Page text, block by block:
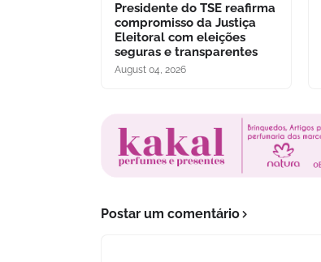
Presidente do TSE reafirma
compromisso da Justiça
Eleitoral com eleições
seguras e transparentes
August 04, 2026
Postar um comentário